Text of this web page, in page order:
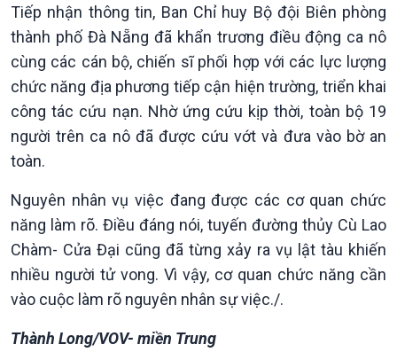
Trước giờ mở cửa
Dòng chảy Kinh tế
Sức sống hàng Việt
Khởi nghiệp
Tuyên chiến với gian lận
thương mại
đảo
Mùa vàng
Biển đảo Việt Nam
Tâm tình biên giới và hải
đảo
Tìm hiểu biển, đảo Việt
Nam
Xã hội
Tin Đời sống & Xã hội
Chuyển đổi Xanh
Khoa học & Công nghệ
Tin Khoa học & Công nghệ
Sống chung với biến đổi
Tiếp nhận thông tin, Ban Chỉ huy Bộ đội Biên phòng
thành phố Đà Nẵng đã khẩn trương điều động ca nô
cùng các cán bộ, chiến sĩ phối hợp với các lực lượng
chức năng địa phương tiếp cận hiện trường, triển khai
công tác cứu nạn. Nhờ ứng cứu kịp thời, toàn bộ 19
người trên ca nô đã được cứu vớt và đưa vào bờ an
toàn.
Nguyên nhân vụ việc đang được các cơ quan chức
năng làm rõ. Điều đáng nói, tuyến đường thủy Cù Lao
Chàm- Cửa Đại cũng đã từng xảy ra vụ lật tàu khiến
nhiều người tử vong. Vì vậy, cơ quan chức năng cần
vào cuộc làm rõ nguyên nhân sự việc./.
Thành Long/VOV- miền Trung